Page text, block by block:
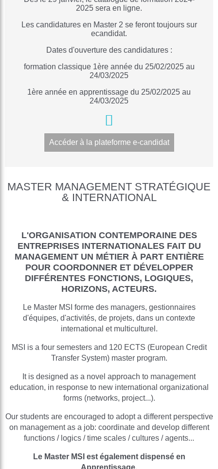
2025 sera en ligne.
Les candidatures en Master 2 se feront toujours sur
ecandidat.
Dates d'ouverture des candidatures :
formation classique 1ère année du 25/02/2025 au
24/03/2025
1ère année en apprentissage du 25/02/2025 au
24/03/2025
Accéder à la plateforme e-candidat
MASTER MANAGEMENT STRATÉGIQUE
& INTERNATIONAL
L'ORGANISATION CONTEMPORAINE DES
ENTREPRISES INTERNATIONALES FAIT DU
MANAGEMENT UN MÉTIER À PART ENTIÈRE
POUR COORDONNER ET DÉVELOPPER
DIFFÉRENTES FONCTIONS, LOGIQUES,
HORIZONS, ACTEURS.
Le Master MSI forme des managers, gestionnaires
d'équipes, d'activités, de projets, dans un contexte
international et multiculturel.
MSI is a four semesters and 120 ECTS (European Credit
Transfer System) master program.
It is designed as a novel approach to management
education, in response to new international organizational
forms (networks, project...).
Our students are encouraged to adopt a different perspective
on management as a job: coordinate and develop different
functions / logics / time scales / cultures / agents...
Le Master MSI est également dispensé en
Apprentissage.